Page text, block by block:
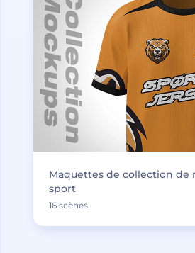
Maquettes de collection de
sport
16 scènes